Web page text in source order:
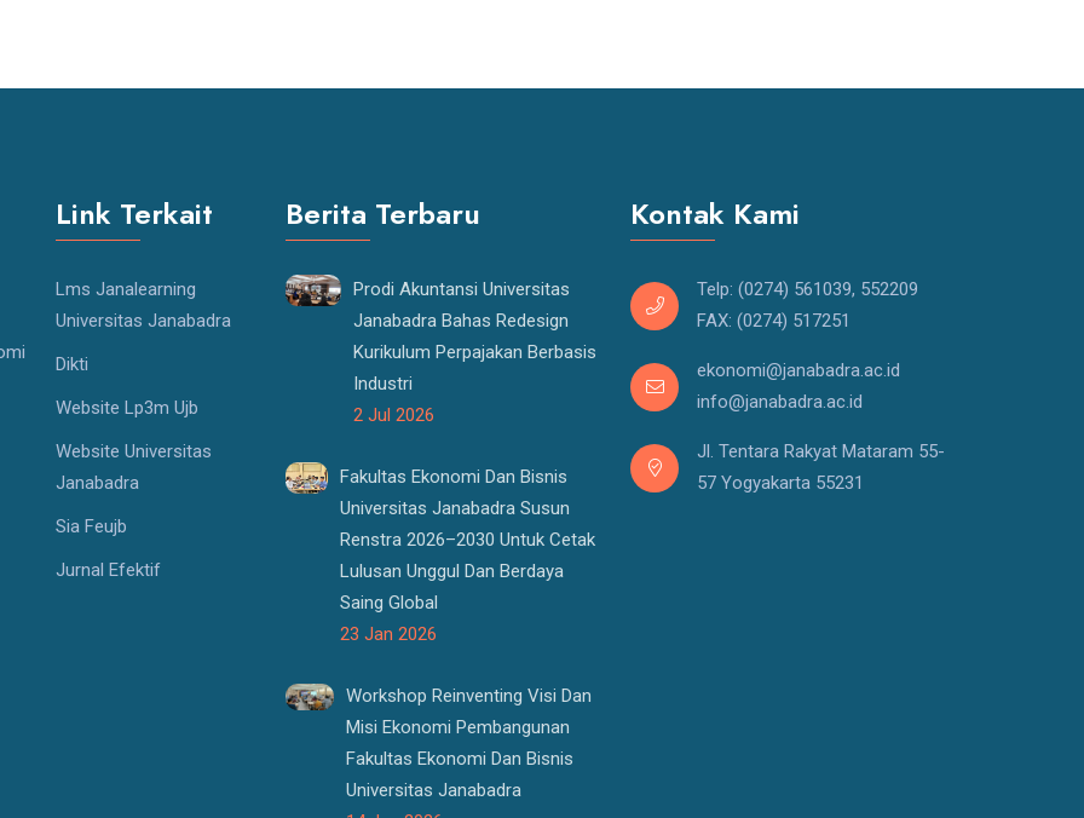
Link Terkait
Lms Janalearning
Universitas Janabadra
Dikti
Website Lp3m Ujb
Website Universitas
Janabadra
Sia Feujb
Jurnal Efektif
Berita Terbaru
Prodi Akuntansi Universitas
Janabadra Bahas Redesign
Kurikulum Perpajakan Berbasis
Industri
2 Jul 2026
Fakultas Ekonomi Dan Bisnis
Universitas Janabadra Susun
Renstra 2026–2030 Untuk Cetak
Lulusan Unggul Dan Berdaya
Saing Global
23 Jan 2026
Workshop Reinventing Visi Dan
Misi Ekonomi Pembangunan
Fakultas Ekonomi Dan Bisnis
Universitas Janabadra
Kontak Kami
Telp: (0274) 561039, 552209
FAX: (0274) 517251
ekonomi@janabadra.ac.id
info@janabadra.ac.id
Jl. Tentara Rakyat Mataram 55-
57 Yogyakarta 55231